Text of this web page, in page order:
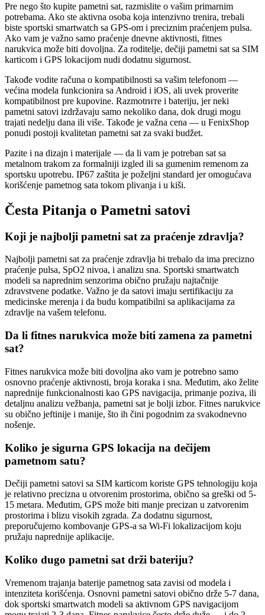
Pre nego što kupite pametni sat, razmislite o vašim primarnim
potrebama. Ako ste aktivna osoba koja intenzivno trenira, trebali
biste sportski smartwatch sa GPS-om i preciznim praćenjem pulsa.
Ako vam je važno samo praćenje dnevne aktivnosti, fitnes
narukvica može biti dovoljna. Za roditeljе, dečiji pametni sat sa SIM
karticom i GPS lokacijom nudi dodatnu sigurnost.
Takođe vodite računa o kompatibilnosti sa vašim telefonom —
većina modela funkcionira sa Android i iOS, ali uvek proverite
kompatibilnost pre kupovine. Razmotrите i bateriju, jer neki
pametni satovi izdržavaju samo nekoliko dana, dok drugi mogu
trajati nedelju dana ili više. Takođe je važna cena — u FenixShop
ponudi postoji kvalitetan pametni sat za svaki budžet.
Pazite i na dizajn i materijale — da li vam je potreban sat sa
metalnom trakom za formalniji izgled ili sa gumenim remenom za
sportsku upotrebu. IP67 zaštita je poželjni standard jer omogućava
korišćenje pametnog sata tokom plivanja i u kiši.
Česta Pitanja o Pametni satovi
Koji je najbolji pametni sat za praćenje zdravlja?
Najbolji pametni sat za praćenje zdravlja bi trebalo da ima precizno
praćenje pulsa, SpO2 nivoa, i analizu sna. Sportski smartwatch
modeli sa naprednim senzorima obično pružaju najtačnije
zdravstvene podatke. Važno je da satovi imaju sertifikaciju za
medicinske merenja i da budu kompatibilni sa aplikacijama za
zdravlje na vašem telefonu.
Da li fitnes narukvica može biti zamena za pametni
sat?
Fitnes narukvica može biti dovoljna ako vam je potrebno samo
osnovno praćenje aktivnosti, broja koraka i sna. Međutim, ako želite
naprednije funkcionalnosti kao GPS navigacija, primanje poziva, ili
detaljnu analizu vežbanja, pametni sat je bolji izbor. Fitnes narukvice
su obično jeftinije i manije, što ih čini pogodnim za svakodnevno
nošenje.
Koliko je sigurna GPS lokacija na dečijem
pametnom satu?
Dečiji pametni satovi sa SIM karticom koriste GPS tehnologiju koja
je relativno precizna u otvorenim prostorima, obično sa greški od 5-
15 metara. Međutim, GPS može biti manje precizan u zatvorenim
prostorima i blizu visokih zgrada. Za dodatnu sigurnost,
preporučujemo kombovanje GPS-a sa Wi-Fi lokalizacijom koju
pružaju naprednije aplikacije.
Koliko dugo pametni sat drži bateriju?
Vremenom trajanja baterije pametnog sata zavisi od modela i
intenziteta korišćenja. Osnovni pametni satovi obično drže 5-7 dana,
dok sportski smartwatch modeli sa aktivnom GPS navigacijom